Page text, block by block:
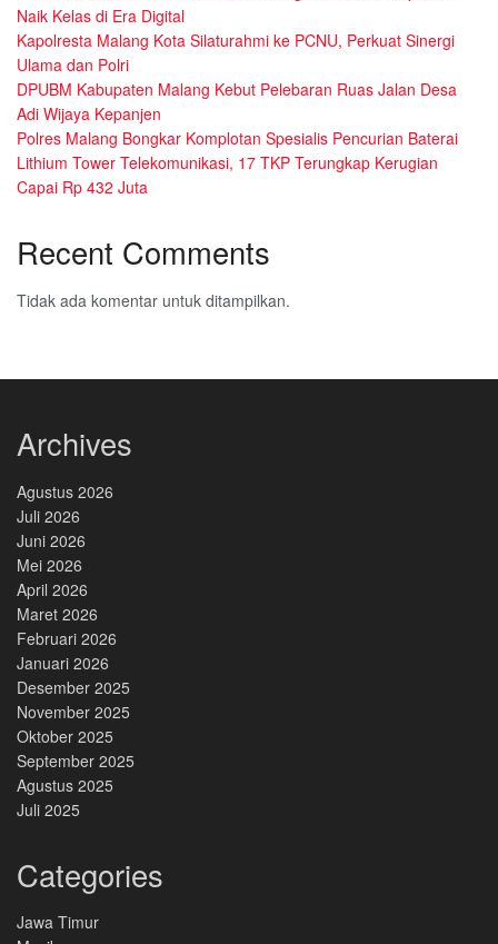
Naik Kelas di Era Digital
Kapolresta Malang Kota Silaturahmi ke PCNU, Perkuat Sinergi
Ulama dan Polri
DPUBM Kabupaten Malang Kebut Pelebaran Ruas Jalan Desa
Adi Wijaya Kepanjen
Polres Malang Bongkar Komplotan Spesialis Pencurian Baterai
Lithium Tower Telekomunikasi, 17 TKP Terungkap Kerugian
Capai Rp 432 Juta
Recent Comments
Tidak ada komentar untuk ditampilkan.
Archives
Agustus 2026
Juli 2026
Juni 2026
Mei 2026
April 2026
Maret 2026
Februari 2026
Januari 2026
Desember 2025
November 2025
Oktober 2025
September 2025
Agustus 2025
Juli 2025
Categories
Jawa Timur